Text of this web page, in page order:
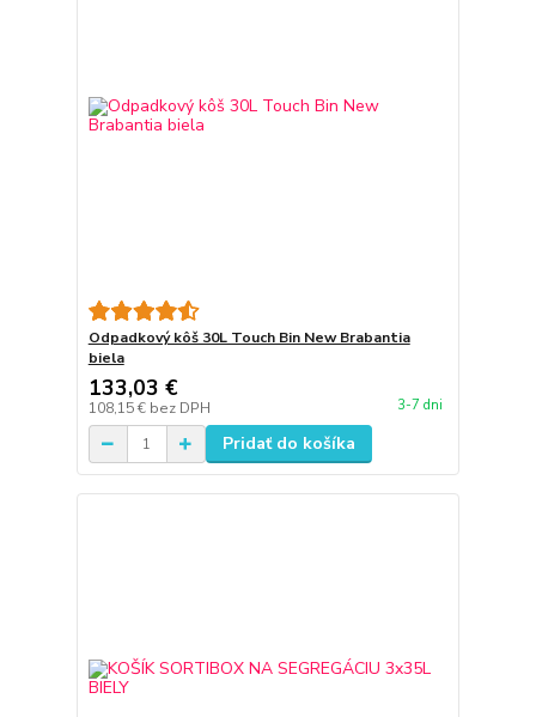
Odpadkový kôš 30L Touch Bin New Brabantia
biela
133,03 €
108,15 € bez DPH 3-7 dni
Pridať do košíka